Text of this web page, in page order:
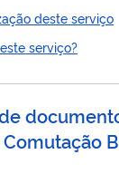
de serviços de
de
parceiras e
deste serviço
serviço?